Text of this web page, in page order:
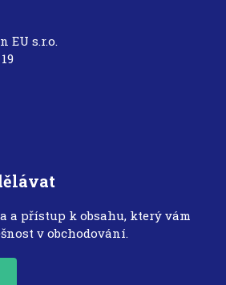
EU s.r.o.
a přístup k obsahu, který vám
v obchodování.